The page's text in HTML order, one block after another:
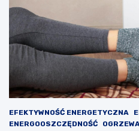
EFEKTYWNOŚĆ ENERGETYCZNA
ENERGOOSZCZĘDNOŚĆ